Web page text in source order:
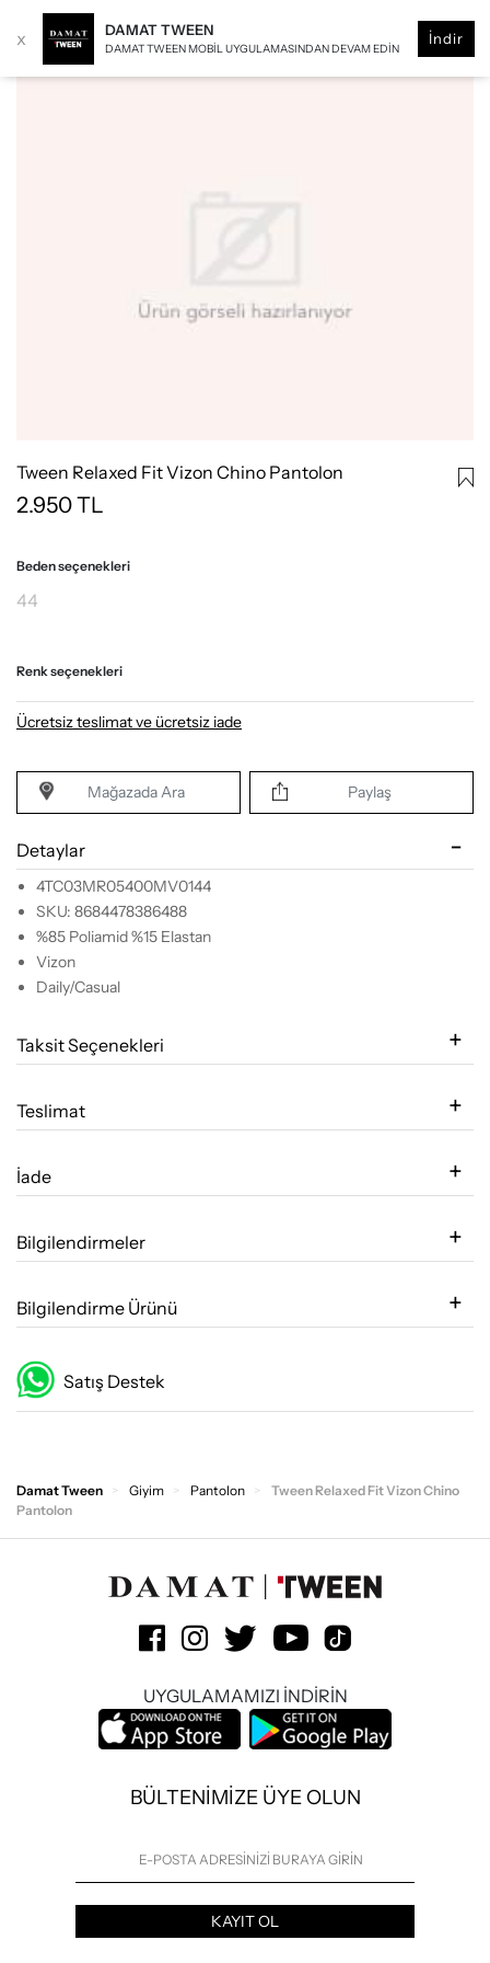
x DAMAT TWEEN
DAMAT TWEEN MOBIL UYGULAMASINDAN DEVAM EDIN
İndir
Tween Relaxed Fit Vizon Chino Pantolon
2.950TL
Beden seçenekleri
44
Renk seçenekleri
Ücretsiz teslimat ve ücretsiz iade
Mağazada Ara Paylaş
Detaylar
4TC03MR05400MV0144
SKU: 8684478386488
%85 Poliamid %15 Elastan
Vizon
Daily/Casual
Taksit Seçenekleri
Teslimat
İade
Bilgilendirmeler
Bilgilendirme Ürünü
Satış Destek
Damat Tween Giyim Pantolon
Tween Relaxed Fit Vizon Chino
Pantolon
UYGULAMAMIZI İNDİRİN
BÜLTENİMİZE ÜYE OLUN
KAYIT OL